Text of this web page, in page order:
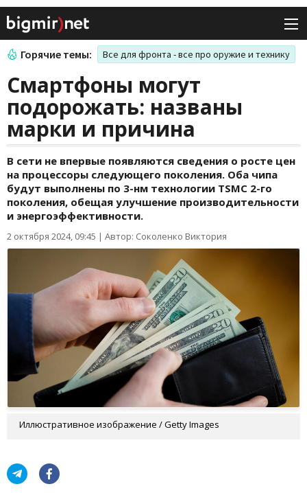
Горячие темы: Все для фронта - все про оружие и технику
Смартфоны могут
подорожать: названы
марки и причина
В сети не впервые появляются сведения о росте цен
на процессоры следующего поколения. Оба чипа
будут выполнены по 3-нм технологии TSMC 2-го
поколения, обещая улучшение производительности
и энергоэффективности.
2 октября 2024, 09:45 | Автор: Соколенко Виктория
Иллюстративное изображение / Getty Images